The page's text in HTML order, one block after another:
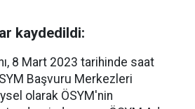
kaydedildi:
8 Mart 2023 tarihinde saat
Başvuru Merkezleri
olarak ÖSYM'nin